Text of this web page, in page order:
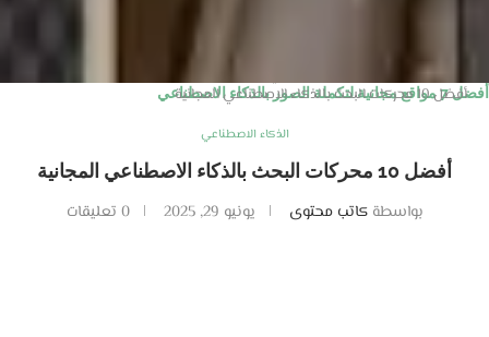
أفضل 7 مواقع مجانية لتكملة الصور بالذكاء الاصطناعي
الرئيسية
أفضل 10 محركات البحث بالذكاء الاصطناعي المجانية
الذكاء الاصطناعي
أفضل 10 محركات البحث بالذكاء الاصطناعي المجانية
بواسطةكاتب محتوى يونيو 29, 2025 0 تعليقات